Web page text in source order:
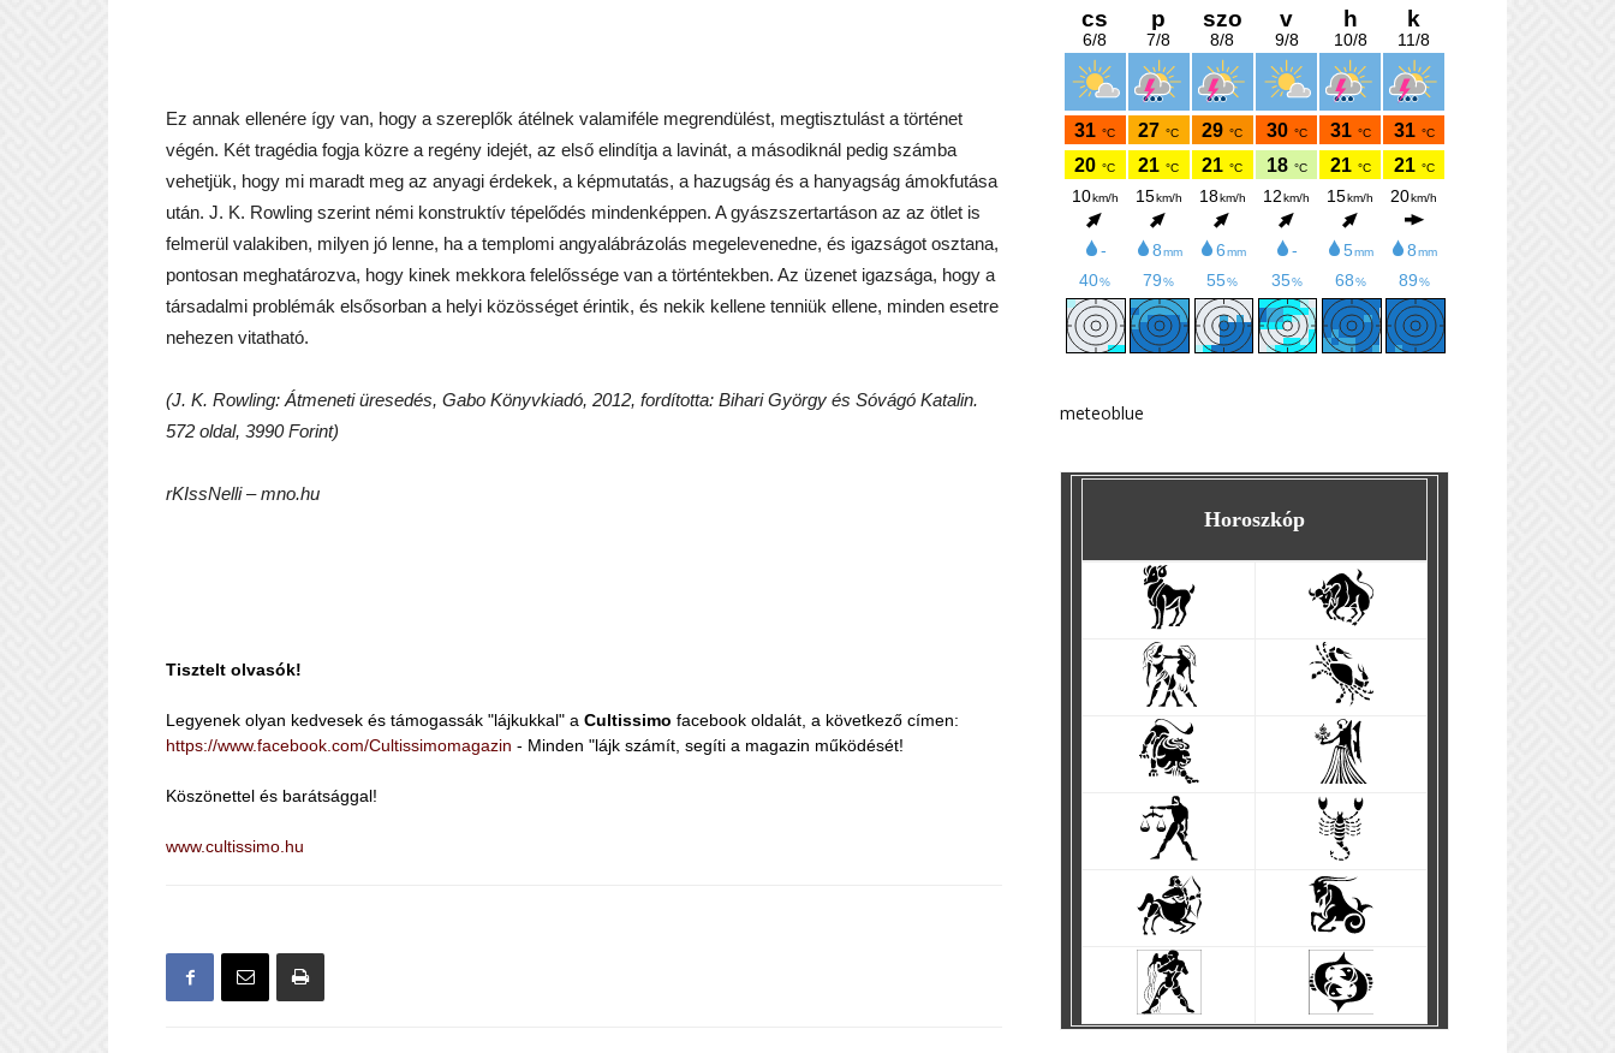
Ez annak ellenére így van, hogy a szereplők átélnek valamiféle megrendülést, megtisztulást a történet
végén. Két tragédia fogja közre a regény idejét, az első elindítja a lavinát, a másodiknál pedig számba
vehetjük, hogy mi maradt meg az anyagi érdekek, a képmutatás, a hazugság és a hanyagság ámokfutása
után. J. K. Rowling szerint némi konstruktív tépelődés mindenképpen. A gyászszertartáson az az ötlet is
felmerül valakiben, milyen jó lenne, ha a templomi angyalábrázolás megelevenedne, és igazságot osztana,
pontosan meghatározva, hogy kinek mekkora felelőssége van a történtekben. Az üzenet igazsága, hogy a
társadalmi problémák elsősorban a helyi közösséget érintik, és nekik kellene tenniük ellene, minden esetre
nehezen vitatható.
(J. K. Rowling: Átmeneti üresedés, Gabo Könyvkiadó, 2012, fordította: Bihari György és Sóvágó Katalin.
572 oldal, 3990 Forint)
rKIssNelli – mno.hu
Tisztelt olvasók!
Legyenek olyan kedvesek és támogassák "lájkukkal" a Cultissimo facebook oldalát, a következő címen:
https://www.facebook.com/Cultissimomagazin - Minden "lájk számít, segíti a magazin működését!
Köszönettel és barátsággal!
www.cultissimo.hu
meteoblue
Horoszkóp